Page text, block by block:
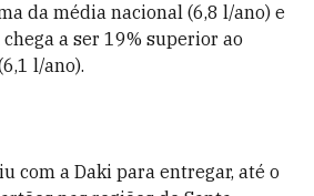
da média nacional (6,8 l/ano) e
a ser 19% superior ao
l/ano).
com a Daki para entregar, até o